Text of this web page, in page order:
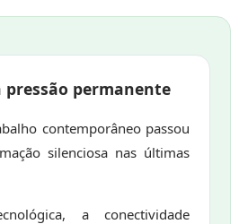
pressão permanente
contemporâneo passou
silenciosa nas últimas
a conectividade